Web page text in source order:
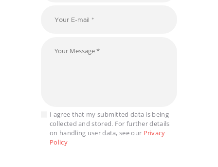
תהליך האישור
אחר שלב
I agree that my submitted data is being
collected and stored. For further details
on handling user data, see our Privacy
Policy